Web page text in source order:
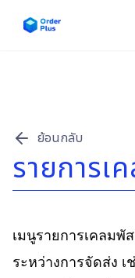
ข่าวสาร & บทความ
คู่มือการใช้งาน
เข้
ย้อนกลับ
รายการเ
เมนูรายการเคลม
ระหว่างการจัดส่ง